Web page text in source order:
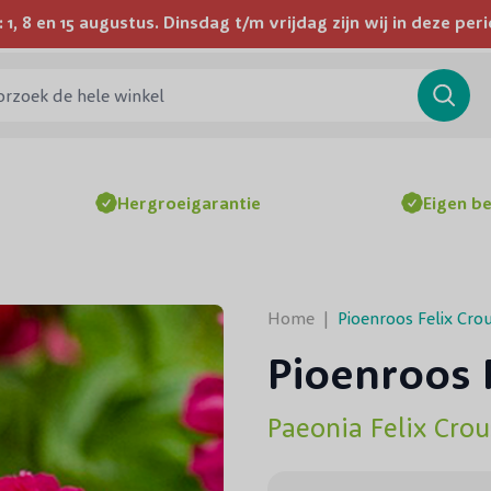
8 en 15 augustus. Dinsdag t/m vrijdag zijn wij in deze
Wij bezorgen door heel Nederland en België
Search
Hergroeigarantie Eigen
Home | Pioenroos Felix
Pioenroos
Paeonia Felix